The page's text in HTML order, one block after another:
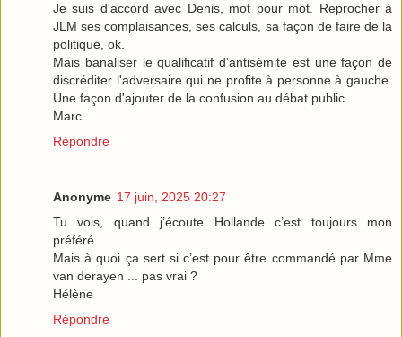
Je suis d'accord avec Denis, mot pour mot. Reprocher à
JLM ses complaisances, ses calculs, sa façon de faire de la
politique, ok.
Mais banaliser le qualificatif d'antisémite est une façon de
discréditer l'adversaire qui ne profite à personne à gauche.
Une façon d'ajouter de la confusion au débat public.
Marc
Répondre
Anonyme 17 juin, 2025 20:27
Tu vois, quand j’écoute Hollande c’est toujours mon
préféré.
Mais à quoi ça sert si c’est pour être commandé par Mme
van derayen ... pas vrai ?
Hélène
Répondre